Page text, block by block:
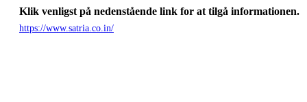
Klik venligst på nedenstående link for at tilgå informationen.
https://www.satria.co.in/